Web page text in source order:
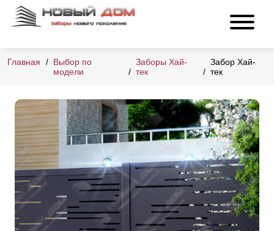
Главная
Выбор по
модели
Заборы Хай-
тек
Забор Хай-
тек